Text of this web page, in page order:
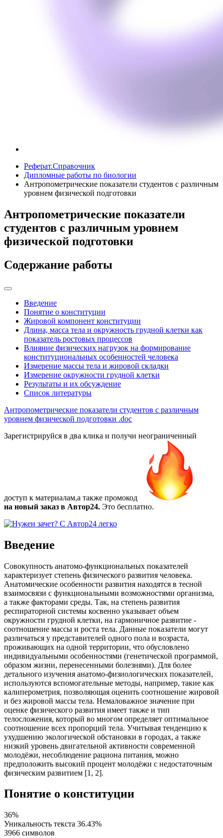
Реферат.Справочник
Дипломные работы по биологии
Антропометрические показатели студентов с различным
уровнем физической подготовки
Антропометрические показатели
студентов с различным уровнем
физической подготовки
Содержание работы
Введение
Понятие о конституции
Жировой компонент конституции
Длина, масса тела и окружность грудной клетки как
показатель ростовых процессов
Влияние физических нагрузок на формирование
конституциональных особенностей человека
Измерение массы тела и жировой складки
Измерение окружности грудной клетки
Результаты и их обсуждение
Список литературы
Антропометрические показатели студентов с различным
уровнем физической подготовки .doc
Зарегистрируйся в два клика и получи неограниченный
доступ к материалам,а также промокод
на новый заказ в Автор24. Это бесплатно.
Введение
Совокупность анатомо-функциональных показателей
характеризует степень физического развития человека.
Анатомические особенности развития находятся в тесной
взаимосвязи с функциональными возможностями организма,
а также факторами среды. Так, на степень развития
респираторной системы косвенно указывает объем
окружности грудной клетки, на гармоничное развитие -
соотношение массы и роста тела. Данные показатели могут
различаться у представителей одного пола и возраста,
проживающих на одной территории, что обусловлено
индивидуальными особенностями (генетической программой,
образом жизни, перенесенными болезнями). Для более
детального изучения анатомо-физиологических показателей,
используются вспомогательные методы, например, такие как
калиперометрия, позволяющая оценить соотношение жировой
и без жировой массы тела. Немаловажное значение при
оценке физического развития имеет также и тип
телосложения, который во многом определяет оптимальное
соотношение всех пропорций тела. Учитывая тенденцию к
ухудшению экологической обстановки в городах, а также
низкий уровень двигательной активности современной
молодёжи, несоблюдение рациона питания, можно
предположить высокий процент молодёжи с недостаточным
физическим развитием [1, 2].
Понятие о конституции
36%
Уникальность текста 36.43%
3966 символов